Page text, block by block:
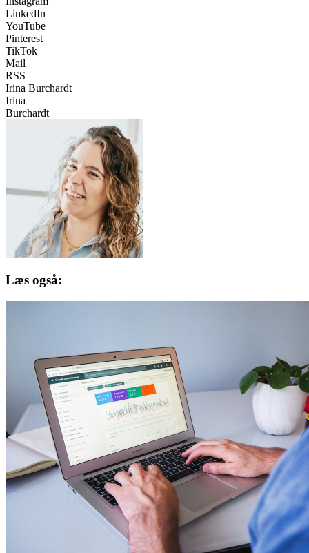
LinkedIn
YouTube
Pinterest
TikTok
Mail
RSS
Irina Burchardt
Irina
Burchardt
Læs også: